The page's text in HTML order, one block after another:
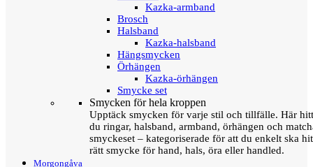
Kazka-armband
Brosch
Halsband
Kazka-halsband
Hängsmycken
Örhängen
Kazka-örhängen
Smycke set
Smycken för hela kroppen
Upptäck smycken för varje stil och tillfälle. Här
du ringar, halsband, armband, örhängen och
smyckeset – kategoriserade för att du enkelt ska
rätt smycke för hand, hals, öra eller handled.
Morgongåva